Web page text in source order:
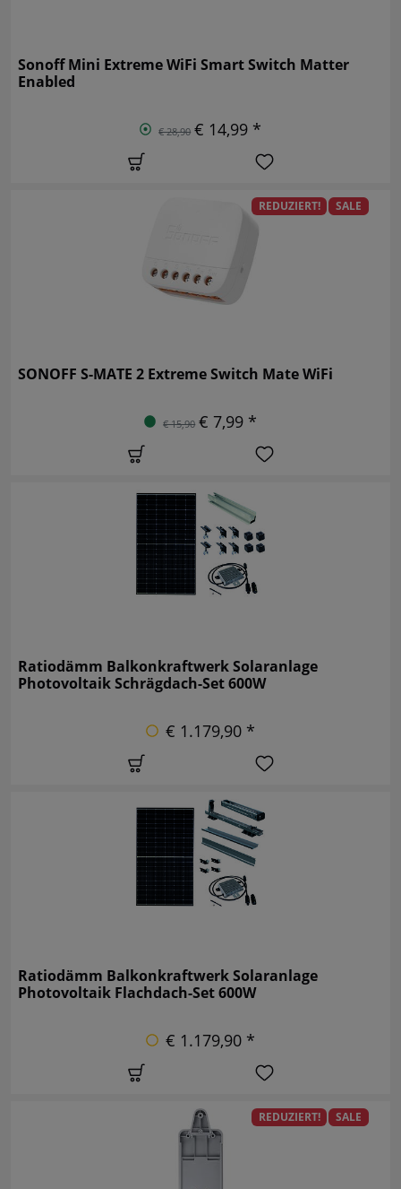
Sonoff Mini Extreme WiFi Smart Switch Matter
Enabled
€ 28,90 € 14,99 *
REDUZIERT! SALE
SONOFF S-MATE 2 Extreme Switch Mate WiFi
€ 15,90 € 7,99 *
Ratiodämm Balkonkraftwerk Solaranlage
Photovoltaik Schrägdach-Set 600W
€ 1.179,90 *
Ratiodämm Balkonkraftwerk Solaranlage
Photovoltaik Flachdach-Set 600W
€ 1.179,90 *
REDUZIERT! SALE